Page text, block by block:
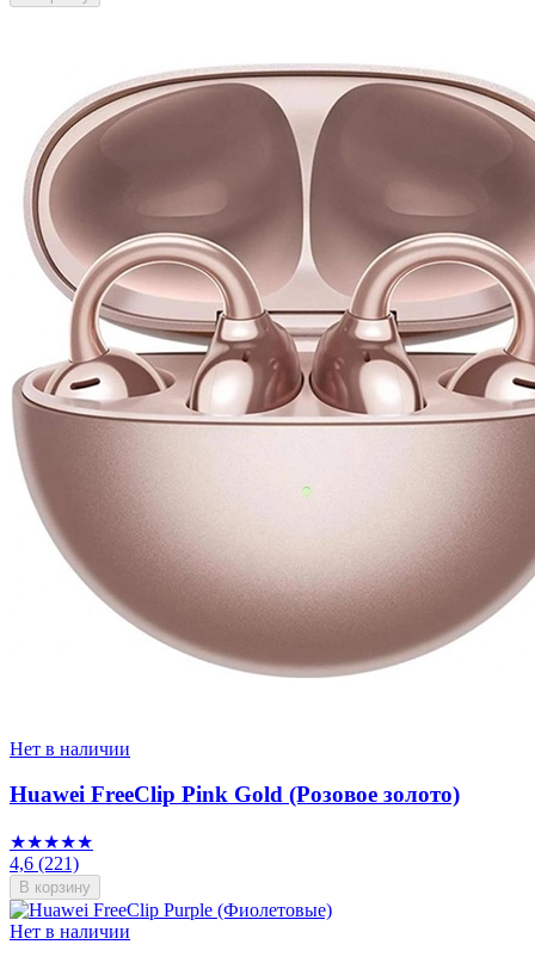
Нет в наличии
Huawei FreeClip Pink Gold (Розовое золото)
★★★★★
4,6 (221)
В корзину
Нет в наличии